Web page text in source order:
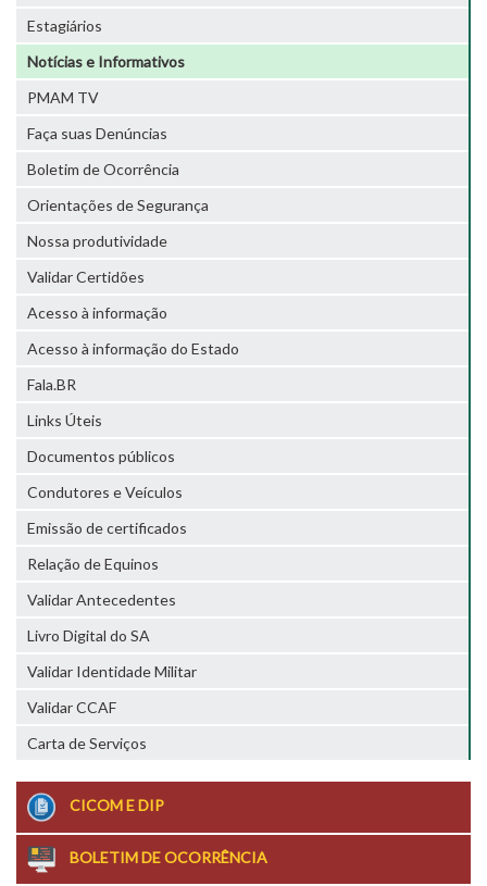
Estagiários
Notícias e Informativos
PMAM TV
Faça suas Denúncias
Boletim de Ocorrência
Orientações de Segurança
Nossa produtividade
Validar Certidões
Acesso à informação
Acesso à informação do Estado
Fala.BR
Links Úteis
Documentos públicos
Condutores e Veículos
Emissão de certificados
Relação de Equinos
Validar Antecedentes
Livro Digital do SA
Validar Identidade Militar
Validar CCAF
Carta de Serviços
CICOM E DIP
BOLETIM DE OCORRÊNCIA